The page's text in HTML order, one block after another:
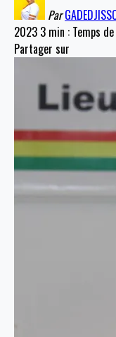
Par
2023 3 min : Temps
Partager sur